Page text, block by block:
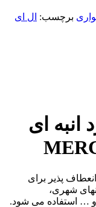
برچسب: ال ای
ای
پذیر برای
شهری،
و … استفاده می شود.